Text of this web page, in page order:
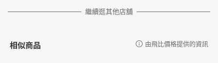
繼續逛其他店舖
相似商品 由飛比價格提供的資訊